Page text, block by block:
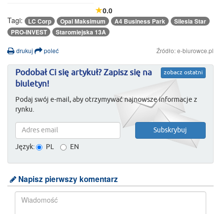
0.0
Tagi:
LC Corp Opal Maksimum A4 Business Park
Silesia Star
PRO-INVEST
Staromiejska 13A
drukuj poleć Źródło: e-biurowce.pl
zobacz ostatni
Podobał Ci się artykuł? Zapisz się na
biuletyn!
Podaj swój e-mail, aby otrzymywać najnowsze informacje z
rynku.
Język: PL EN
Napisz pierwszy komentarz